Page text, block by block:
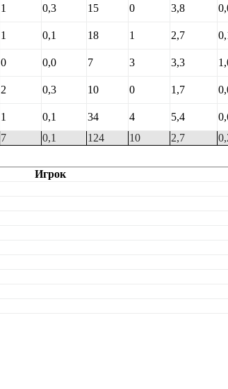
1 0,3 15 0 3,8
1 0,1 18 1 2,7
0 0,0 7 3 3,3
2 0,3 10 0 1,7
1 0,1 34 4 5,4
7 0,1 124 10 2,7
Игрок